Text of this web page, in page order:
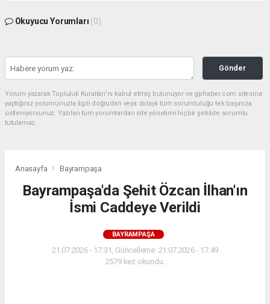
Okuyucu Yorumları (0)
Gönder
Yorum yazarak Topluluk Kuralları’nı kabul etmiş bulunuyor ve gphaber.com sitesine
yaptığınız yorumunuzla ilgili doğrudan veya dolaylı tüm sorumluluğu tek başınıza
üstleniyorsunuz. Yazılan tüm yorumlardan site yönetimi hiçbir şekilde sorumlu
tutulamaz.
Anasayfa Bayrampaşa
Bayrampaşa'da Şehit Özcan İlhan'ın
İsmi Caddeye Verildi
BAYRAMPAŞA
21.07.2026 - 17:31, Güncelleme: 21.07.2026 - 17:49
2579 kez okundu.